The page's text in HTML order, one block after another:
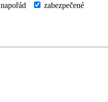
napořád
zabezpečené